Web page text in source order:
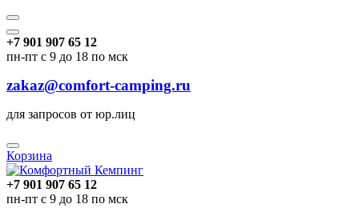
+7 901 907 65 12
пн-пт с 9 до 18 по мск
zakaz@comfort-camping.ru
для запросов от юр.лиц
Корзина
+7 901 907 65 12
пн-пт с 9 до 18 по мск